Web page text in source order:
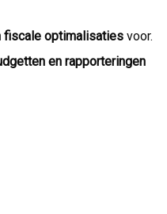
fiscale optimalisaties voor.
en rapporteringen